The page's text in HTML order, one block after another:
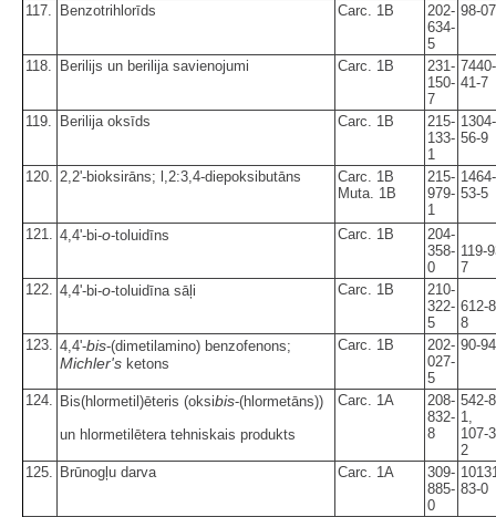
117. Benzotrihlorīds Carc. 1B
202-
634-
5
98-
118. Berilijs un berilija savienojumi Carc. 1B
231-
150-
7
7440-
41-7
119. Berilija oksīds Carc. 1B
215-
133-
1
1304-
56-9
120. 2,2'-bioksirāns; l,2:3,4-diepoksibutāns
Carc. 1B
Muta. 1B
215-
979-
1
1464-
53-5
121. 4,4'-bi-o-toluidīns Carc. 1B
204-
358-
0
119-
7
122.
4,4'-bi-o-toluidīna sāļi Carc. 1B
210-
322-
5
612-
8
123.
4,4'-bis-(dimetilamino) benzofenons;
Michler's ketons
Carc. 1B
202-
027-
5
90-
124. Bis(hlormetil)ēteris (oksibis-(hlormetāns))
un hlormetilētera tehniskais produkts
Carc. 1A
208-
832-
8
542-
1,
107-
2
125.
Brūnogļu darva Carc. 1A
309-
885-
0
83-0